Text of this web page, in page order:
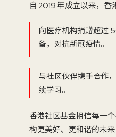
自 2019 年成立以来，香
向医疗机构捐赠超过
备，对抗新冠疫情。
与社区伙伴携手合作
续学习。
香港社区基金相信每一
构更美好、更和谐的未来